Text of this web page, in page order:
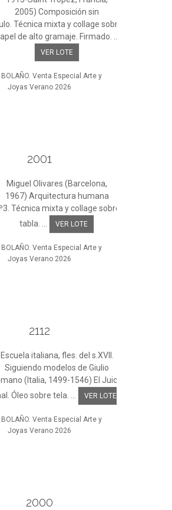
2005) Composición sin
Técnica mixta y collage sobre
de alto gramaje. Firmado. ...
VER LOTE
BOLAÑO. Venta Especial Arte y
Joyas Verano 2026
2001
Miguel Olivares (Barcelona,
1967) Arquitectura humana
Técnica mixta y collage sobre
tabla. ...
VER LOTE
BOLAÑO. Venta Especial Arte y
Joyas Verano 2026
2112
Escuela italiana, fles. del s.XVII.
Siguiendo modelos de Giulio
(Italia, 1499-1546) El Juicio
Óleo sobre tela. ...
VER LOTE
BOLAÑO. Venta Especial Arte y
Joyas Verano 2026
2000